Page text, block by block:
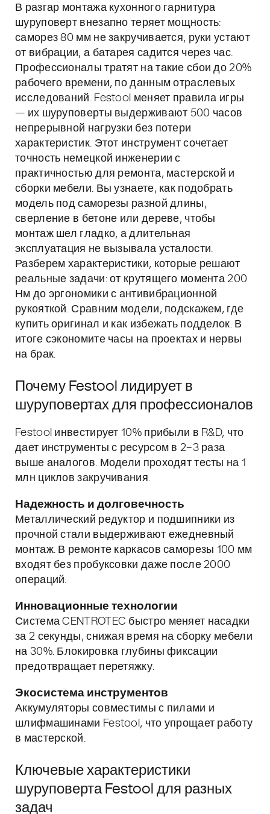
В разгар монтажа кухонного гарнитура
шуруповерт внезапно теряет мощность:
саморез 80 мм не закручивается, руки устают
от вибрации, а батарея садится через час.
Профессионалы тратят на такие сбои до 20%
рабочего времени, по данным отраслевых
исследований. Festool меняет правила игры
— их шуруповерты выдерживают 500 часов
непрерывной нагрузки без потери
характеристик. Этот инструмент сочетает
точность немецкой инженерии с
практичностью для ремонта, мастерской и
сборки мебели. Вы узнаете, как подобрать
модель под саморезы разной длины,
сверление в бетоне или дереве, чтобы
монтаж шел гладко, а длительная
эксплуатация не вызывала усталости.
Разберем характеристики, которые решают
реальные задачи: от крутящего момента 200
Нм до эргономики с антивибрационной
рукояткой. Сравним модели, подскажем, где
купить оригинал и как избежать подделок. В
итоге сэкономите часы на проектах и нервы
на брак.
Почему Festool лидирует в
шуруповертах для профессионалов
Festool инвестирует 10% прибыли в R&D, что
дает инструменты с ресурсом в 2–3 раза
выше аналогов. Модели проходят тесты на 1
млн циклов закручивания.
Надежность и долговечность
Металлический редуктор и подшипники из
прочной стали выдерживают ежедневный
монтаж. В ремонте каркасов саморезы 100 мм
входят без пробуксовки даже после 2000
операций.
Инновационные технологии
Система CENTROTEC быстро меняет насадки
за 2 секунды, снижая время на сборку мебели
на 30%. Блокировка глубины фиксации
предотвращает перетяжку.
Экосистема инструментов
Аккумуляторы совместимы с пилами и
шлифмашинами Festool, что упрощает работу
в мастерской.
Ключевые характеристики
шуруповерта Festool для разных
задач